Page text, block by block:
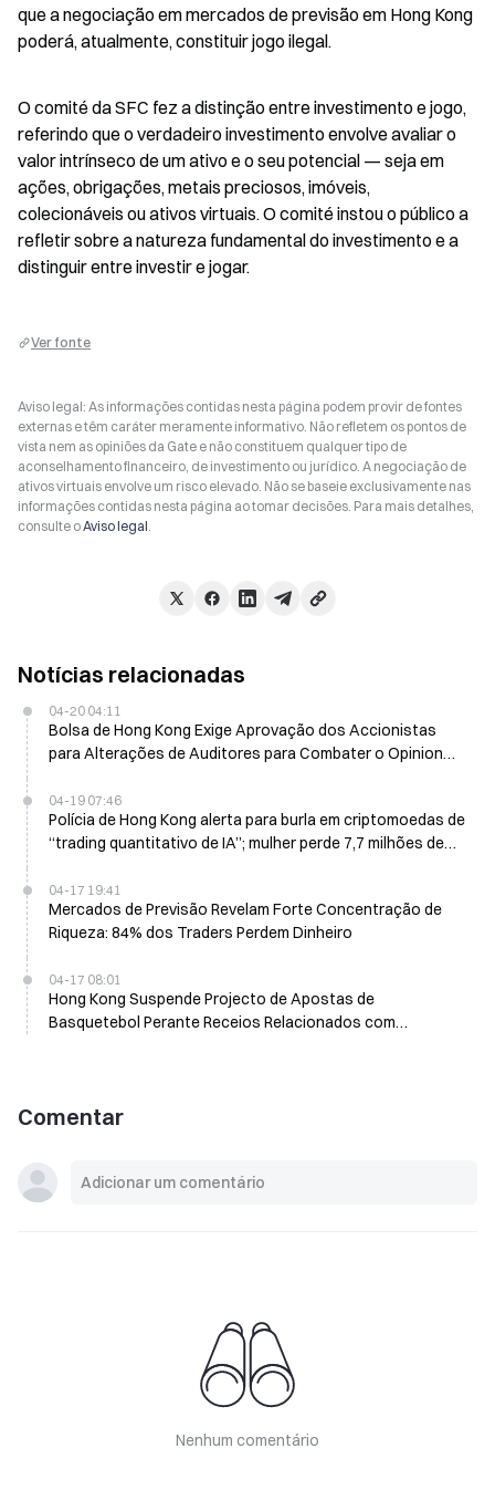
que a negociação em mercados de previsão em Hong Kong
poderá, atualmente, constituir jogo ilegal.
O comité da SFC fez a distinção entre investimento e jogo,
referindo que o verdadeiro investimento envolve avaliar o
valor intrínseco de um ativo e o seu potencial — seja em
ações, obrigações, metais preciosos, imóveis,
colecionáveis ou ativos virtuais. O comité instou o público a
refletir sobre a natureza fundamental do investimento e a
distinguir entre investir e jogar.
Ver fonte
Aviso legal: As informações contidas nesta página podem provir de fontes
externas e têm caráter meramente informativo. Não refletem os pontos de
vista nem as opiniões da Gate e não constituem qualquer tipo de
aconselhamento financeiro, de investimento ou jurídico. A negociação de
ativos virtuais envolve um risco elevado. Não se baseie exclusivamente nas
informações contidas nesta página ao tomar decisões. Para mais detalhes,
consulte oAviso legal.
Notícias relacionadas
04-20 04:11
Bolsa de Hong Kong Exige Aprovação dos Accionistas
para Alterações de Auditores para Combater o Opinion
04-19 07:46
Polícia de Hong Kong alerta para burla em criptomoedas de
“trading quantitativo de IA”; mulher perde 7,7 milhões de
04-17 19:41
Mercados de Previsão Revelam Forte Concentração de
Riqueza: 84% dos Traders Perdem Dinheiro
04-17 08:01
Hong Kong Suspende Projecto de Apostas de
Basquetebol Perante Receios Relacionados com
Comentar
Nenhum comentário